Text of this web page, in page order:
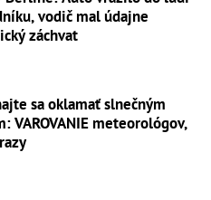
vodič mal údajne
záchvat
sa oklamať slnečným
VAROVANIE meteorológov,